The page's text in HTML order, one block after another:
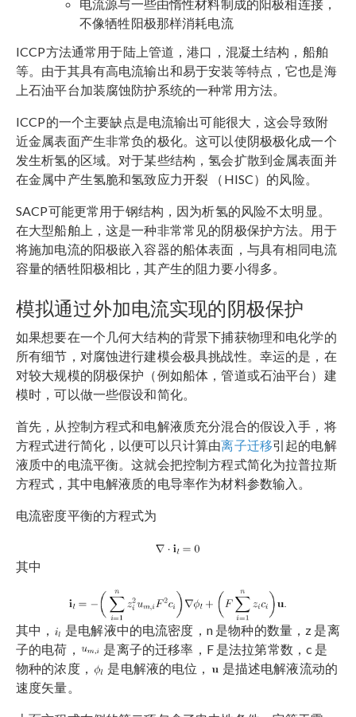
电流源与一些由惰性材料制成的阳极相连接，
不像牺牲阳极那样消耗电流
ICCP方法通常用于陆上管道，港口，混凝土结构，船舶
等。由于其具有高电流输出和易于安装等特点，它也是海
上石油平台加装腐蚀防护系统的一种常用方法。
ICCP的一个主要缺点是电流输出可能很大，这会导致附
近金属表面产生非常负的极化。这可以使阴极极化成一个
发生析氢的区域。对于某些结构，氢会扩散到金属表面并
在金属中产生氢脆和氢致应力开裂 （HISC）的风险。
SACP可能更常用于钢结构，因为析氢的风险不太明显。
在大型船舶上，这是一种非常常见的阴极保护方法。用于
将施加电流的阳极嵌入容器的船体表面，与具有相同电流
容量的牺牲阳极相比，其产生的阻力要小得多。
模拟通过外加电流实现的阴极保护
如果想要在一个几何大结构的背景下捕获物理和电化学的
所有细节，对腐蚀进行建模会极具挑战性。幸运的是，在
对较大规模的阴极保护（例如船体，管道或石油平台）建
模时，可以做一些假设和简化。
首先，从控制方程式和电解液质充分混合的假设入手，将
方程式进行简化，以便可以只计算由离子迁移引起的电解
液质中的电流平衡。这就会把控制方程式简化为拉普拉斯
方程式，其中电解液质的电导率作为材料参数输入。
电流密度平衡的方程式为
其中
其中，
是电解液中的电流密度，n 是物种的数量，z 是离
子的电荷，
是离子的迁移率，F 是法拉第常数，c 是
物种的浓度，
是电解液的电位，
是描述电解液流动的
速度矢量。